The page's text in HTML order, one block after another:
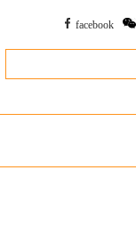
facebook